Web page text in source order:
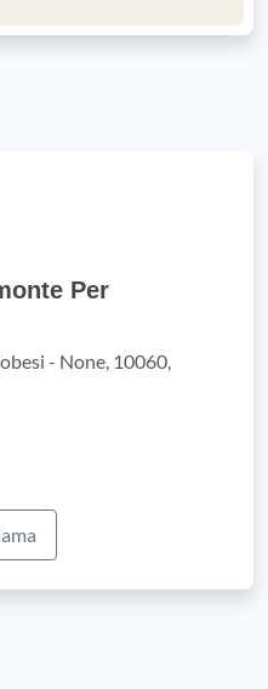
Per
- None, 10060,